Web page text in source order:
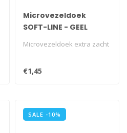
Microvezeldoek
SOFT-LINE - GEEL
Microvezeldoek extra zacht
€1,45
SALE -10%